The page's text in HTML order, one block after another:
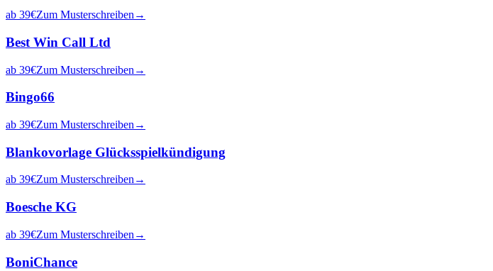
ab 39€Zum Musterschreiben →
Best Win Call Ltd
ab 39€Zum Musterschreiben →
Bingo66
ab 39€Zum Musterschreiben →
Blankovorlage Glücksspielkündigung
ab 39€Zum Musterschreiben→
Boesche KG
ab 39€Zum Musterschreiben →
BoniChance